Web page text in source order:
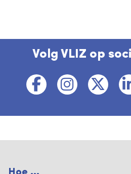
Volg VLIZ op